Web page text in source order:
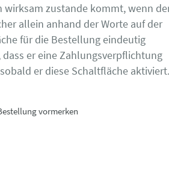
wirksam zustande kommt, wenn
allein anhand der Worte auf der
für die Bestellung eindeutig
er eine Zahlungsverpflichtung
er diese Schaltfläche aktiviert.
vormerken